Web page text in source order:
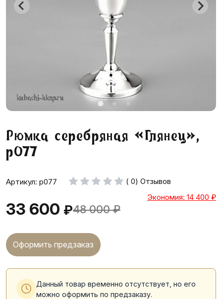
Рюмка серебряная «Глянец»,
р077
Артикул: р077 ( 0) Отзывов
33 600 ₽48 000 ₽
Экономия: 14 400 ₽
Оформить предзаказ
Данный товар временно отсутствует, но его
можно оформить по предзаказу.